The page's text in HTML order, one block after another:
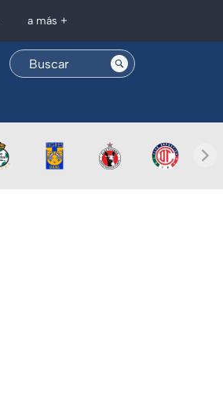
a más +